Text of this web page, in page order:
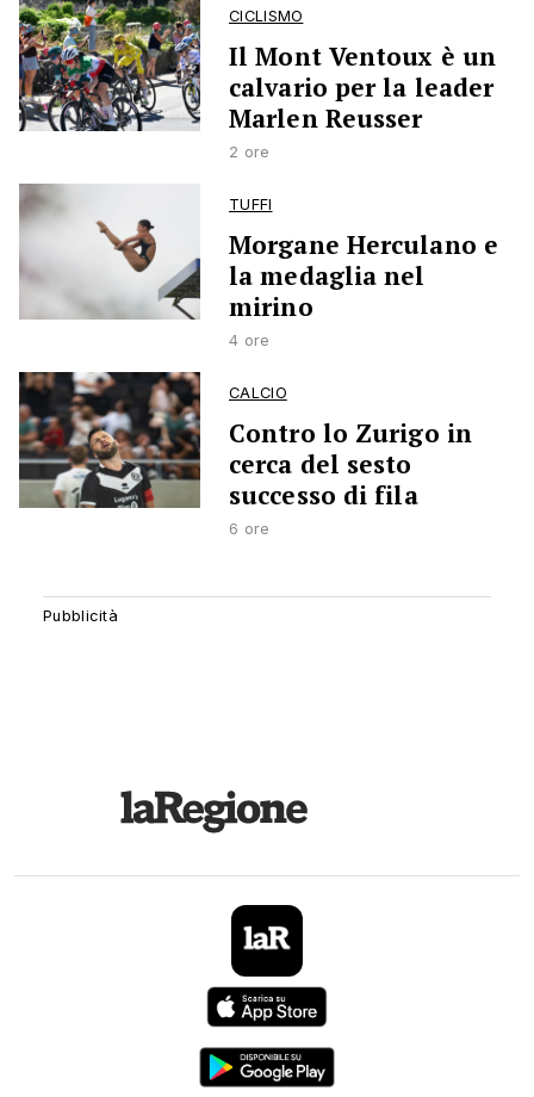
CICLISMO
Il Mont Ventoux è un
calvario per la leader
Marlen Reusser
2 ore
TUFFI
Morgane Herculano e
la medaglia nel
mirino
4 ore
CALCIO
Contro lo Zurigo in
cerca del sesto
successo di fila
6 ore